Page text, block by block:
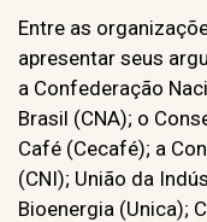
Entre as
apresentar seus
a Confederação
Brasil (CNA); o
Café (Cecafé); a
(CNI); União da
Bioenergia (Unica);